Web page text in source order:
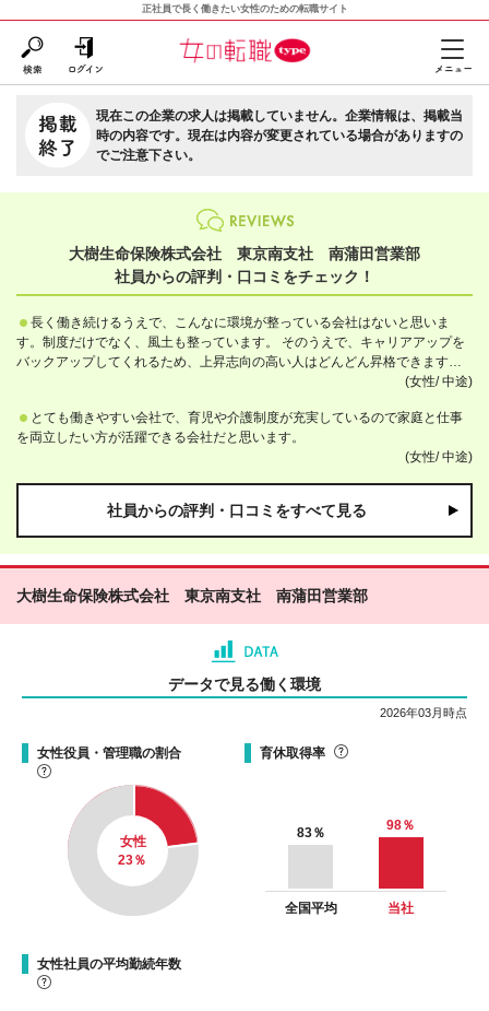
正社員で長く働きたい女性のための転職サイト
現在この企業の求人は掲載していません。企業情報は、掲載当
時の内容です。現在は内容が変更されている場合がありますの
でご注意下さい。
大樹生命保険株式会社 東京南支社 南蒲田営業部
社員からの評判・口コミをチェック！
長く働き続けるうえで、こんなに環境が整っている会社はないと思いま
す。制度だけでなく、風土も整っています。 そのうえで、キャリアアップを
バックアップしてくれるため、上昇志向の高い人はどんどん昇格できます
し、反対に子育て中など、仕事より家庭を重視したい時期は、その環境にあ
(女性/ 中途)
とても働きやすい会社で、育児や介護制度が充実しているので家庭と仕事
を両立したい方が活躍できる会社だと思います。
(女性/ 中途)
社員からの評判・口コミをすべて見る
大樹生命保険株式会社 東京南支社 南蒲田営業部
データで見る働く環境
2026年03月時点
女性役員・管理職の割合
女性
23％
育休取得率
83％
98％
全国平均 当社
女性社員の平均勤続年数